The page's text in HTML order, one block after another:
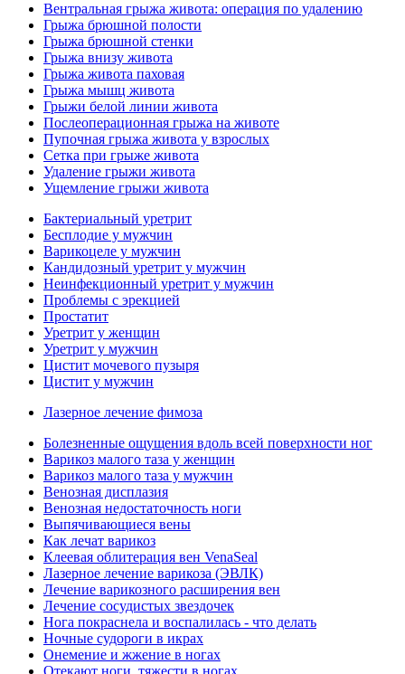
Вентральная грыжа живота: операция по удалению
Грыжа брюшной полости
Грыжа брюшной стенки
Грыжа внизу живота
Грыжа живота паховая
Грыжа мышц живота
Грыжи белой линии живота
Послеоперационная грыжа на животе
Пупочная грыжа живота у взрослых
Сетка при грыже живота
Удаление грыжи живота
Ущемление грыжи живота
Бактериальный уретрит
Бесплодие у мужчин
Варикоцеле у мужчин
Кандидозный уретрит у мужчин
Неинфекционный уретрит у мужчин
Проблемы с эрекцией
Простатит
Уретрит у женщин
Уретрит у мужчин
Цистит мочевого пузыря
Цистит у мужчин
Лазерное лечение фимоза
Болезненные ощущения вдоль всей поверхности ног
Варикоз малого таза у женщин
Варикоз малого таза у мужчин
Венозная дисплазия
Венозная недостаточность ноги
Выпячивающиеся вены
Как лечат варикоз
Клеевая облитерация вен VenaSeal
Лазерное лечение варикоза (ЭВЛК)
Лечение варикозного расширения вен
Лечение сосудистых звездочек
Нога покраснела и воспалилась - что делать
Ночные судороги в икрах
Онемение и жжение в ногах
Отекают ноги, тяжести в ногах